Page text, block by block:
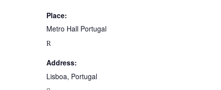
Place:
Metro Hall Portugal
Address:
Lisboa, Portugal